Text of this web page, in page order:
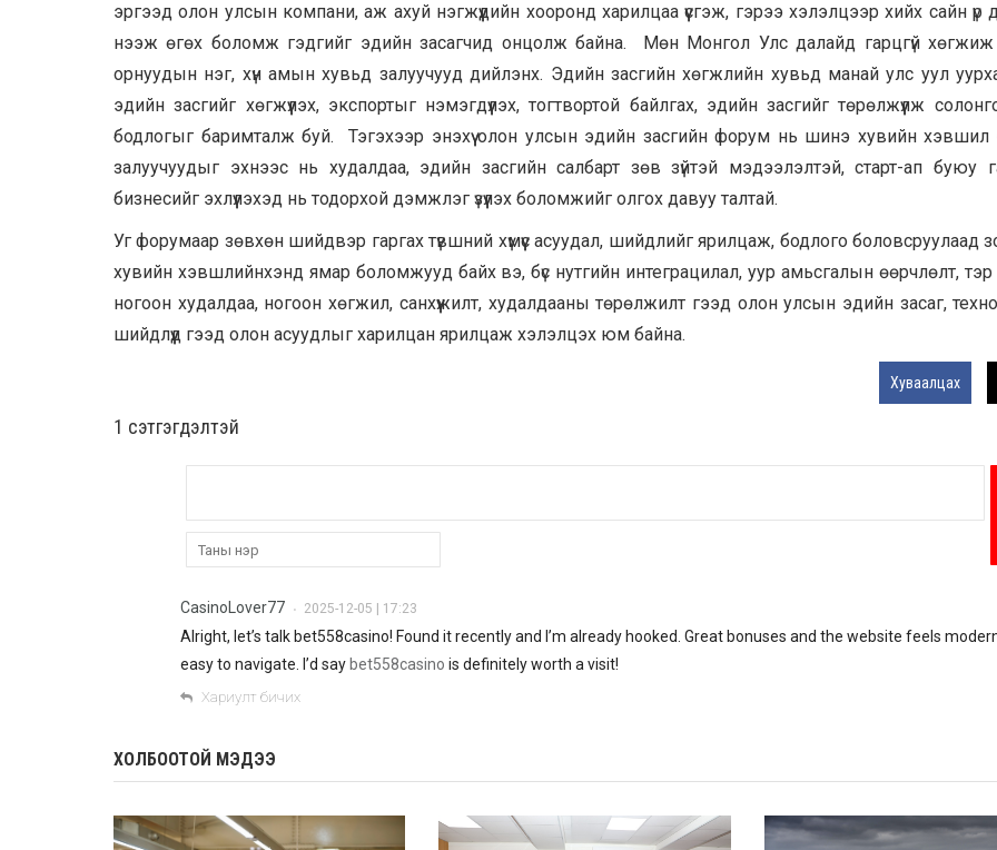
эргээд олон улсын компани, аж ахуй нэгжүүдийн хооронд харилцаа үүсгэж, гэрээ хэлэлцээр хийх сайн үр
нээж өгөх боломж гэдгийг эдийн засагчид онцолж байна. Мөн Монгол Улс далайд гарцгүй хөгжиж
орнуудын нэг, хүн амын хувьд залуучууд дийлэнх. Эдийн засгийн хөгжлийн хувьд манай улс уул
эдийн засгийг хөгжүүлэх, экспортыг нэмэгдүүлэх, тогтвортой байлгах, эдийн засгийг төрөлжүүлж
бодлогыг баримталж буй. Тэгэхээр энэхүү олон улсын эдийн засгийн форум нь шинэ хувийн хэвшил
залуучуудыг эхнээс нь худалдаа, эдийн засгийн салбарт зөв зүйтэй мэдээлэлтэй, старт-ап буюу
бизнесийг эхлүүлэхэд нь тодорхой дэмжлэг үзүүлэх боломжийг олгох давуу талтай.
Уг форумаар зөвхөн шийдвэр гаргах түвшний хүмүүс асуудал, шийдлийг ярилцаж, бодлого боловсруулаад
хувийн хэвшлийнхэнд ямар боломжууд байх вэ, бүс нутгийн интеграцилал, уур амьсгалын өөрчлөлт,
ногоон худалдаа, ногоон хөгжил, санхүүжилт, худалдааны төрөлжилт гээд олон улсын эдийн засаг,
шийдлүүд гээд олон асуудлыг харилцан ярилцаж хэлэлцэх юм байна.
Хуваалцах
1 сэтгэгдэлтэй
CasinoLover77 • 2025-12-05 | 17:23
Alright, let’s talk bet558casino! Found it recently and I’m already hooked. Great bonuses and the website feels
easy to navigate. I’d say bet558casino is definitely worth a visit!
Хариулт бичих
ХОЛБООТОЙ МЭДЭЭ